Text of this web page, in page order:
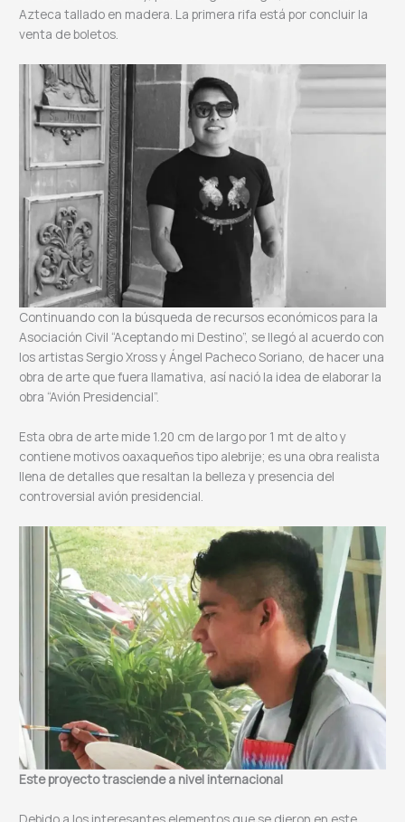
Azteca tallado en madera. La primera rifa está por concluir la
venta de boletos.
Continuando con la búsqueda de recursos económicos para la
Asociación Civil “Aceptando mi Destino”, se llegó al acuerdo con
los artistas Sergio Xross y Ángel Pacheco Soriano, de hacer una
obra de arte que fuera llamativa, así nació la idea de elaborar la
obra “Avión Presidencial”.
Esta obra de arte mide 1.20 cm de largo por 1 mt de alto y
contiene motivos oaxaqueños tipo alebrije; es una obra realista
llena de detalles que resaltan la belleza y presencia del
controversial avión presidencial.
Este proyecto trasciende a nivel internacional